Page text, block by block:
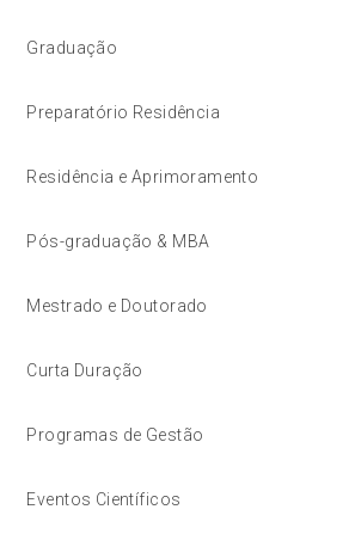
Graduação
Preparatório Residência
Residência e Aprimoramento
Pós-graduação & MBA
Mestrado e Doutorado
Curta Duração
Programas de Gestão
Eventos Científicos